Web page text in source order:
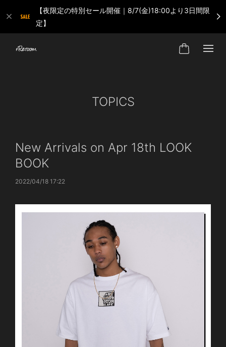
【夜限定の特別セール開催｜8/7(金)18:00より3日間限
定】
TOPICS
New Arrivals on Apr 18th LOOK
BOOK
2022/04/18 17:22